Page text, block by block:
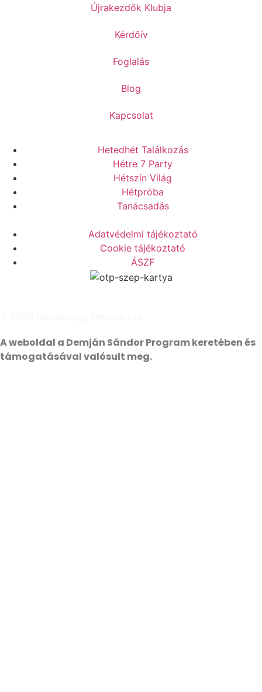
Újrakezdők Klubja
Kérdőív
Foglalás
Blog
Kapcsolat
Hetedhét Találkozás
Hétre 7 Party
Hétszín Világ
Hétpróba
Tanácsadás
Adatvédelmi tájékoztató
Cookie tájékoztató
ÁSZF
A weboldal a Demján Sándor Program keretében és
támogatásával valósult meg.